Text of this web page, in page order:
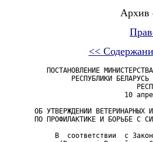
Архив
<<
ПОСТАНОВЛЕНИЕ МИНИСТЕРСТВА СЕЛЬСКОГО ХОЗЯЙСТВА И ПРОДОВОЛЬСТВИЯ
         РЕСПУБЛИКИ БЕЛАРУСЬ И МИНИСТЕРСТВА ЗДРАВООХРАНЕНИЯ
                         РЕСПУБЛИКИ БЕЛАРУСЬ
                      10 апреля 2003 г. № 20/52

ОБ УТВЕРЖДЕНИИ ВЕТЕРИНАРНЫХ И САНИТАРНЫХ ПРАВИЛ
ПО ПРОФИЛАКТИКЕ И БОРЬБЕ С СИБИРСКОЙ ЯЗВОЙ

     В  соответствии  с Законом Республики Беларусь «О  ветеринарном
деле» (Ведамасці Вярхоўнага Савета Рэспублікі Беларусь, 1995 г. № 4)
и  в  целях  недопущения  распространения на  территории  Республики
Беларусь   сибирской   язвы  Министерство  сельского   хозяйства   и
продовольствия  Республики  Беларусь и Министерство  здравоохранения
Республики Беларусь ПОСТАНОВЛЯЮТ:
     Утвердить  прилагаемые  Ветеринарные и  Санитарные  правила  по
профилактике и борьбе с сибирской язвой.
     
Первый заместитель Министра            Заместитель Министра -
сельского хозяйства                    Главный государственный
и продовольствия                       санитарный врач
Республики Беларусь                    Республики Беларусь
       А.Н.Дозоров                            В.И.Ключенович
     
                                      УТВЕРЖДЕНО
                                      Постановление
                                      Министерства сельского
                                      хозяйства и продовольствия
                                      Республики Беларусь
                                      и Министерства здравоохранения
                                      Республики Беларусь
                                      10.04.2003 № 20/52
                                  
    Ветеринарные и Санитарные правила по профилактике и борьбе с
                           сибирской язвой
                                  
                               ГЛАВА 1
                         ОБЛАСТЬ ПРИМЕНЕНИЯ
                                  
     1.1.   Настоящие   правила  обязательны   для   выполнения   на
территории Республики Беларусь всеми органами государственной власти
и  управления,  предприятиями, колхозами,  совхозами,  учреждениями,
организациями,  независимо  от форм собственности  и  подчиненности,
общественными объединениями, должностными лицами и гражданами.
                                  
                               ГЛАВА 2
                   ОБЩИЕ СВЕДЕНИЯ О СИБИРСКОЙ ЯЗВЕ
                                  
     2.1.  Сибирская  язва  -  особо  опасная  инфекционная  болезнь
животных и человека. Болезнь у животных протекает сверхостро,  остро
и  подостро,  а  у  свиней  бессимптомно,  в  основном  в  локальной
ангинозной форме.
     У  людей сибирская язва чаще проявляется в карбункулезной форме
и  лишь  изредка  осложняется сибиреязвенным сепсисом,  в  отдельных
случаях   может  развиваться  первичная  генерализованная  инфекция,
проявляющаяся в легочной или кишечной форме.
     Возбудитель болезни - Bac. Anthracis, аэроб, существует в  двух
основных формах - бациллярной и споровой.
     Источник  возбудителя  инфекции -  больное  животное.  Экскреты
заболевших   животных   (кал,   моча,   кровянистые   истечения   из
естественных  отверстий)  содержат  бациллы,  которые   на   воздухе
превращаются  в  споры.  Контаминированные  сибиреязвенными  спорами
участки  почвы  и  другие  объекты внешней  среды  длительное  время
являются резервуарами и факторами передачи возбудителя инфекции.
     Основной  путь заражения животных - алиментарный - через  корма
и   воду.   Возможны  также  трансмиссивный  и  аспирационный   пути
заражения.
     Заражение  человека происходит при уходе за больными животными,
в  процессе их убоя, снятия шкур, разделки туш, кулинарной обработки
мяса,  уборки  и  уничтожения трупов, при хранении, транспортировке,
первичной  переработке  и  реализации  контаминированного  животного
сырья.  Возможно заражение человека при контакте с контаминированной
почвой, а также аспирационным и трансмиссивным путями.
     При   организации  противосибиреязвенных  мероприятий   следует
различать эпизоотический очаг, неблагополучный пункт, почвенный очаг
и угрожаемую по этой болезни территорию.
     2.2.  Эпизоотический  очаг сибирской язвы  -  место  нахождения
источника или факторов передачи возбудителя инфекции в тех пределах,
в